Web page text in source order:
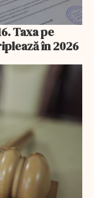
Taxa pe
în 2026